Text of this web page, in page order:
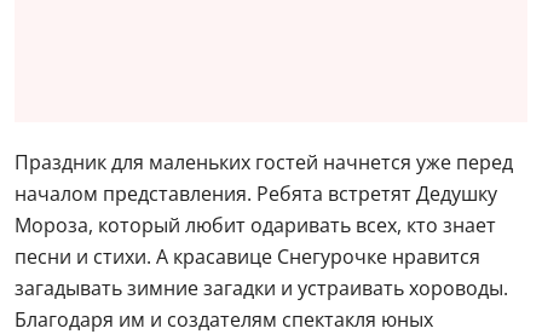
Праздник для маленьких гостей начнется уже перед
началом представления. Ребята встретят Дедушку
Мороза, который любит одаривать всех, кто знает
песни и стихи. А красавице Снегурочке нравится
загадывать зимние загадки и устраивать хороводы.
Благодаря им и создателям спектакля юных